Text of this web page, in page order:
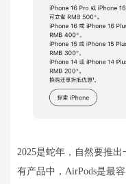
2025是蛇年，自然要推
有产品中，AirPods是最